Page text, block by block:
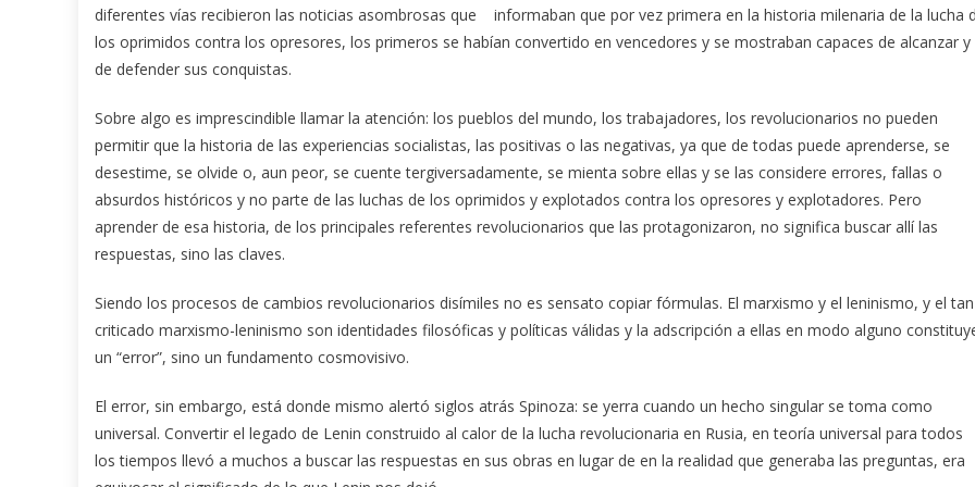
diferentes vías recibieron las noticias asombrosas que informaban que por vez primera en la historia milenaria de la lucha
los oprimidos contra los opresores, los primeros se habían convertido en vencedores y se mostraban capaces de alcanzar y
de defender sus conquistas.
Sobre algo es imprescindible llamar la atención: los pueblos del mundo, los trabajadores, los revolucionarios no pueden
permitir que la historia de las experiencias socialistas, las positivas o las negativas, ya que de todas puede aprenderse, se
desestime, se olvide o, aun peor, se cuente tergiversadamente, se mienta sobre ellas y se las considere errores, fallas o
absurdos históricos y no parte de las luchas de los oprimidos y explotados contra los opresores y explotadores. Pero
aprender de esa historia, de los principales referentes revolucionarios que las protagonizaron, no significa buscar allí las
respuestas, sino las claves.
Siendo los procesos de cambios revolucionarios disímiles no es sensato copiar fórmulas. El marxismo y el leninismo, y el tan
criticado marxismo-leninismo son identidades filosóficas y políticas válidas y la adscripción a ellas en modo alguno
un “error”, sino un fundamento cosmovisivo.
El error, sin embargo, está donde mismo alertó siglos atrás Spinoza: se yerra cuando un hecho singular se toma como
universal. Convertir el legado de Lenin construido al calor de la lucha revolucionaria en Rusia, en teoría universal para todos
los tiempos llevó a muchos a buscar las respuestas en sus obras en lugar de en la realidad que generaba las preguntas, era